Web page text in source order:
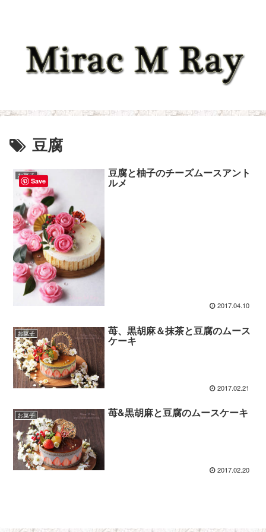
豆腐
お菓子 豆腐と柚子のチーズムースアント
ルメ
2017.04.10
お菓子 苺、黒胡麻＆抹茶と豆腐のムース
ケーキ
2017.02.21
お菓子 苺&黒胡麻と豆腐のムースケーキ
2017.02.20
Save